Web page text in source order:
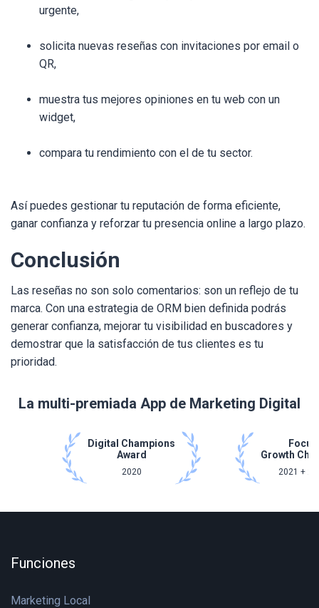
urgente,
solicita nuevas reseñas con invitaciones por email o
QR,
muestra tus mejores opiniones en tu web con un
widget,
compara tu rendimiento con el de tu sector.
Así puedes gestionar tu reputación de forma eficiente,
ganar confianza y reforzar tu presencia online a largo plazo.
Conclusión
Las reseñas no son solo comentarios: son un reflejo de tu
marca. Con una estrategia de ORM bien definida podrás
generar confianza, mejorar tu visibilidad en buscadores y
demostrar que la satisfacción de tus clientes es tu
prioridad.
La multi-premiada App de Marketing Digital
Digital Champions
Award
2020
Focus
Growth
2021 +
Funciones
Marketing Local